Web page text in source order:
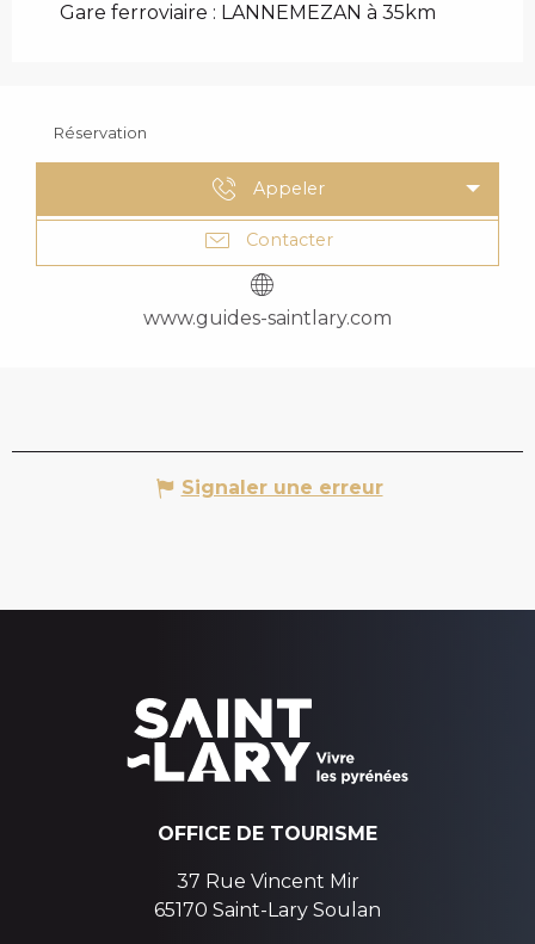
Gare ferroviaire : LANNEMEZAN à 35km
Réservation
Appeler
Contacter
www.guides-saintlary.com
Signaler une erreur
OFFICE DE TOURISME
37 Rue Vincent Mir
65170 Saint-Lary Soulan